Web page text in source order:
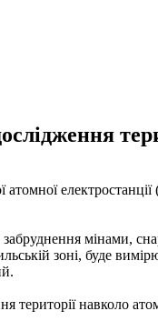
атомної
мінами,
зоні, буде
навколо